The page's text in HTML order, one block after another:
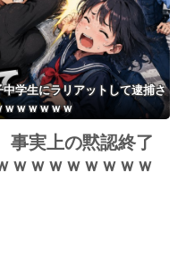
学生にラリアットして逮捕さ
ｗｗｗｗｗ
事実上の黙認終了
ｗｗｗｗｗｗｗｗ